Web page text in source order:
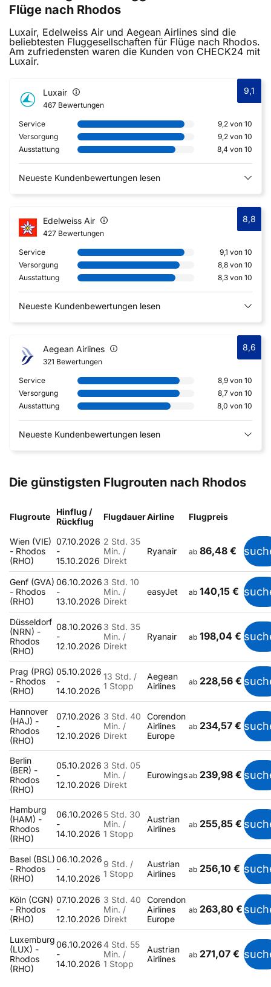
Flüge nach Rhodos
Luxair, Edelweiss Air und Aegean Airlines sind die
beliebtesten Fluggesellschaften für Flüge nach Rhodos.
Am zufriedensten waren die Kunden von CHECK24 mit
Luxair.
Luxair
467 Bewertungen
9,1
Service
9,2 von 10
Versorgung
9,2 von 10
Ausstattung
8,4 von 10
Neueste Kundenbewertungen lesen
Edelweiss Air
427 Bewertungen
8,8
Service
9,1 von 10
Versorgung
8,8 von 10
Ausstattung
8,3 von 10
Neueste Kundenbewertungen lesen
Aegean Airlines
321 Bewertungen
8,6
Service
8,9 von 10
Versorgung
8,7 von 10
Ausstattung
8,0 von 10
Neueste Kundenbewertungen lesen
Die günstigsten Flugrouten nach Rhodos
Flugroute
Hinflug /
Rückflug
FlugdauerAirline Flugpreis
Wien (VIE)
- Rhodos
(RHO)
07.10.2026
-
15.10.2026
2 Std. 35
Min. /
Direkt
Ryanair ab 86,48 €
Genf (GVA)
- Rhodos
(RHO)
06.10.2026
-
13.10.2026
3 Std. 10
Min. /
Direkt
easyJet ab 140,15 €
Düsseldorf
(NRN) -
Rhodos
(RHO)
08.10.2026
-
12.10.2026
3 Std. 35
Min. /
Direkt
Ryanair ab 198,04 €
Prag (PRG)
- Rhodos
(RHO)
05.10.2026
-
14.10.2026
13 Std. /
1 Stopp
Aegean
Airlines
ab 228,56 €
Hannover
(HAJ) -
Rhodos
(RHO)
07.10.2026
-
12.10.2026
3 Std. 40
Min. /
Direkt
Corendon
Airlines
Europe
ab 234,57 €
Berlin
(BER) -
Rhodos
(RHO)
05.10.2026
-
12.10.2026
3 Std. 05
Min. /
Direkt
Eurowingsab 239,98 €
Hamburg
(HAM) -
Rhodos
(RHO)
06.10.2026
-
14.10.2026
5 Std. 30
Min. /
1 Stopp
Austrian
Airlines
ab 255,85 €
Basel (BSL)
- Rhodos
(RHO)
06.10.2026
-
14.10.2026
9 Std. /
1 Stopp
Austrian
Airlines
ab 256,10 €
Köln (CGN)
- Rhodos
(RHO)
07.10.2026
-
12.10.2026
3 Std. 40
Min. /
Direkt
Corendon
Airlines
Europe
ab 263,80 €
Luxemburg
(LUX) -
Rhodos
(RHO)
06.10.2026
-
14.10.2026
4 Std. 55
Min. /
1 Stopp
Austrian
Airlines
ab 271,07 €